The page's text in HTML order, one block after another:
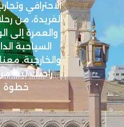
الاحترافي
الفريدة، من
والعمرة إلى
السياحية
والخارجية.
راحتك تبدأ
خطوة